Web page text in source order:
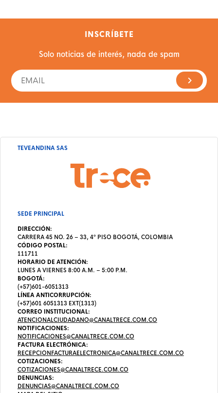
INSCRÍBETE
Solo noticias de interés, nada de spam
TEVEANDINA SAS
SEDE PRINCIPAL
DIRECCIÓN:
CARRERA 45 NO. 26 – 33, 4º PISO BOGOTÁ, COLOMBIA
CÓDIGO POSTAL:
111711
HORARIO DE ATENCIÓN:
LUNES A VIERNES 8:00 A.M. – 5:00 P.M.
BOGOTÁ:
(+57)601-6051313
LÍNEA ANTICORRUPCIÓN:
(+57)601 6051313 EXT(1313)
CORREO INSTITUCIONAL:
ATENCIONALCIUDADANO@CANALTRECE.COM.CO
NOTIFICACIONES:
NOTIFICACIONES@CANALTRECE.COM.CO
FACTURA ELECTRÓNICA:
RECEPCIONFACTURAELECTRONICA@CANALTRECE.COM.CO
COTIZACIONES:
COTIZACIONES@CANALTRECE.COM.CO
DENUNCIAS:
DENUNCIAS@CANALTRECE.COM.CO